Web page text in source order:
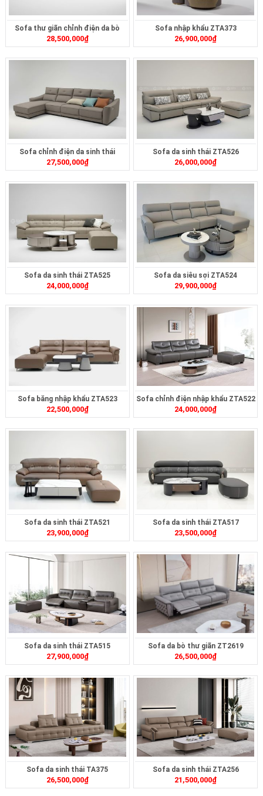
Sofa thư giãn chỉnh điện da bò
ZT269
28,500,000₫
Sofa nhập khẩu ZTA373
26,900,000₫
Sofa chỉnh điện da sinh thái
ZT2624
27,500,000₫
Sofa da sinh thái ZTA526
26,000,000₫
Sofa da sinh thái ZTA525
24,000,000₫
Sofa da siêu sợi ZTA524
29,900,000₫
Sofa băng nhập khẩu ZTA523
22,500,000₫
Sofa chỉnh điện nhập khẩu ZTA522
24,000,000₫
Sofa da sinh thái ZTA521
23,900,000₫
Sofa da sinh thái ZTA517
23,500,000₫
Sofa da sinh thái ZTA515
27,900,000₫
Sofa da bò thư giãn ZT2619
26,500,000₫
Sofa da sinh thái TA375
26,500,000₫
Sofa da sinh thái ZTA256
21,500,000₫